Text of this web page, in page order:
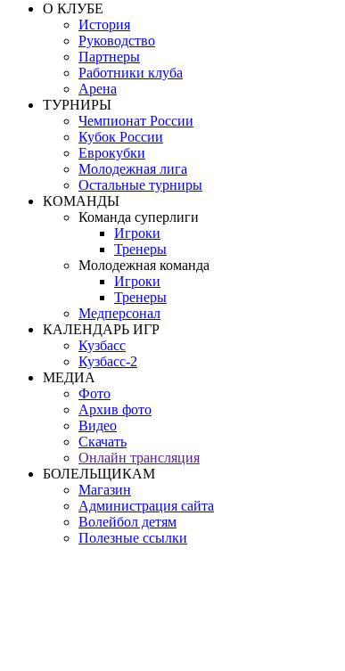
О КЛУБЕ
История
Руководство
Партнеры
Работники клуба
Арена
ТУРНИРЫ
Чемпионат России
Кубок России
Еврокубки
Молодежная лига
Остальные турниры
КОМАНДЫ
Команда суперлиги
Игроки
Тренеры
Молодежная команда
Игроки
Тренеры
Медперсонал
КАЛЕНДАРЬ ИГР
Кузбасс
Кузбасс-2
МЕДИА
Фото
Архив фото
Видео
Скачать
Онлайн трансляция
БОЛЕЛЬЩИКАМ
Магазин
Администрация сайта
Волейбол детям
Полезные ссылки